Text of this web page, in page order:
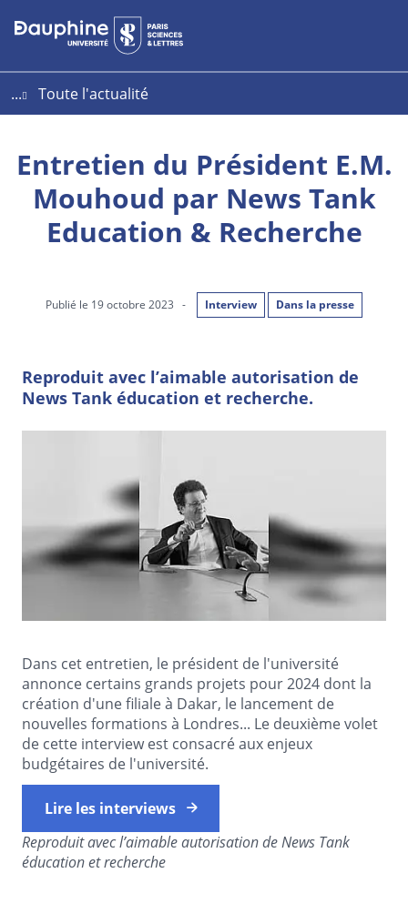
Aller
au
Aller
au
Plan
du
...
Toute l'actualité
Entretien du Président E.M.
Mouhoud par News Tank
Education & Recherche
Publié le 19 octobre 2023 - Interview Dans la presse
Reproduit avec l’aimable autorisation de
News Tank éducation et recherche.
Dans cet entretien, le président de l'université
annonce certains grands projets pour 2024 dont la
création d'une filiale à Dakar, le lancement de
nouvelles formations à Londres... Le deuxième volet
de cette interview est consacré aux enjeux
budgétaires de l'université.
Lire les interviews
Reproduit avec l’aimable autorisation de News Tank
éducation et recherche